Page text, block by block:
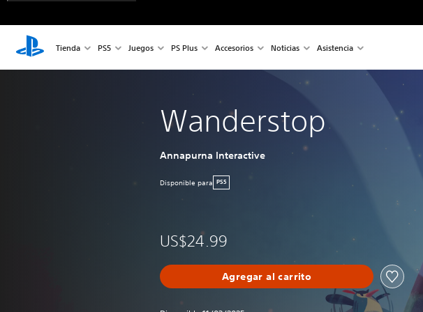
Tienda PS5 Juegos PS Plus Accesorios Noticias Asistencia
Wanderstop
Annapurna Interactive
Disponible para PS5
US$24.99
Agregar al carrito